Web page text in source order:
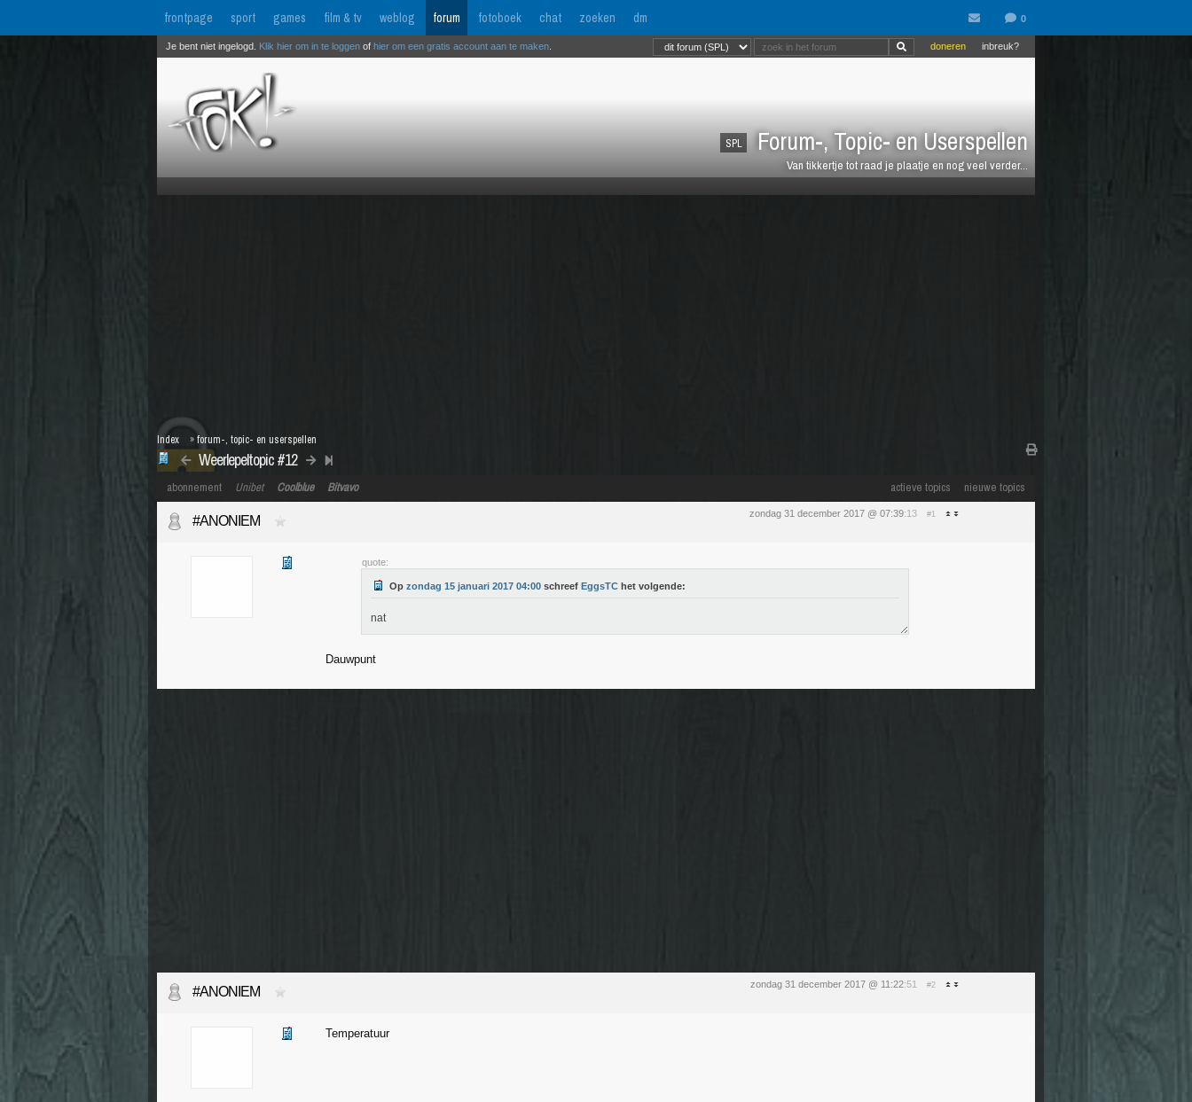
frontpage sport games film & tv weblog forum fotoboek chat zoeken dm
SPL Forum-, Topic- en Userspellen
Van tikkertje tot raad je plaatje en nog veel verder...
inbreuk?
doneren
Je bent niet ingelogd. Klik hier om in te loggen of hier om een gratis account aan te maken
Weerlepeltopic #12
Index »forum-, topic- en userspellen
actieve topics nieuwe topics
abonnement Unibet Coolblue Bitvavo
zondag 31 december 2017 @ 07:39:13 #1
#ANONIEM
quote:
Op zondag 15 januari 2017 04:00 schreef EggsTC het volgende:
nat
Dauwpunt
zondag 31 december 2017 @ 11:22:51 #2
#ANONIEM
Temperatuur